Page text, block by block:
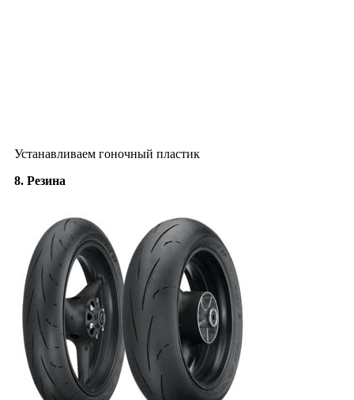
Устанавливаем гоночный пластик
8. Резина